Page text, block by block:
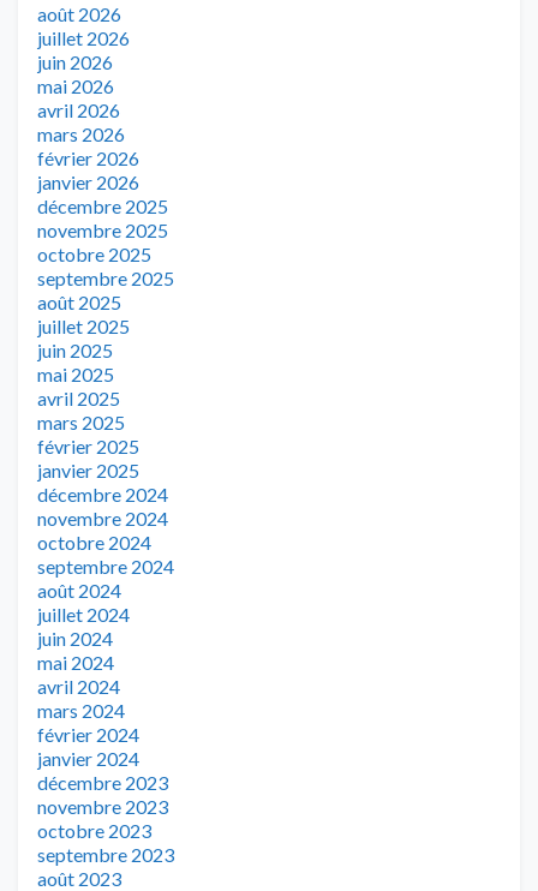
août 2026
juillet 2026
juin 2026
mai 2026
avril 2026
mars 2026
février 2026
janvier 2026
décembre 2025
novembre 2025
octobre 2025
septembre 2025
août 2025
juillet 2025
juin 2025
mai 2025
avril 2025
mars 2025
février 2025
janvier 2025
décembre 2024
novembre 2024
octobre 2024
septembre 2024
août 2024
juillet 2024
juin 2024
mai 2024
avril 2024
mars 2024
février 2024
janvier 2024
décembre 2023
novembre 2023
octobre 2023
septembre 2023
août 2023